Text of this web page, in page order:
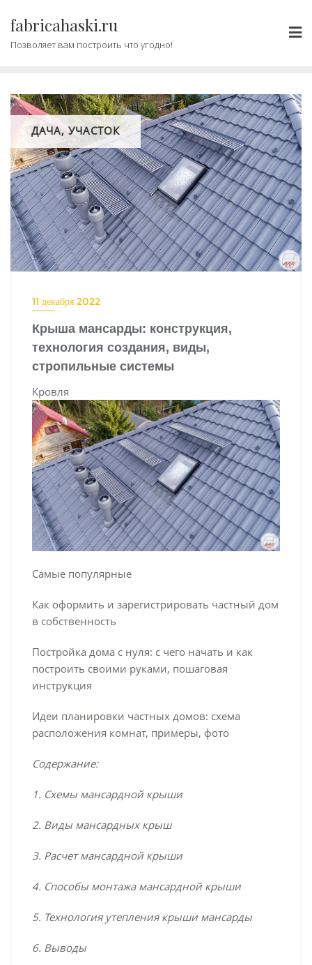
содержимому
fabricahaski.ru
Позволяет вам построить что угодно!
ДАЧА, УЧАСТОК
11 декабря 2022
Крыша мансарды: конструкция,
технология создания, виды,
стропильные системы
Кровля
Самые популярные
Как оформить и зарегистрировать частный дом
в собственность
Постройка дома с нуля: с чего начать и как
построить своими руками, пошаговая
инструкция
Идеи планировки частных домов: схема
расположения комнат, примеры, фото
Содержание:
1. Схемы мансардной крыши
2. Виды мансардных крыш
3. Расчет мансардной крыши
4. Способы монтажа мансардной крыши
5. Технология утепления крыши мансарды
6. Выводы